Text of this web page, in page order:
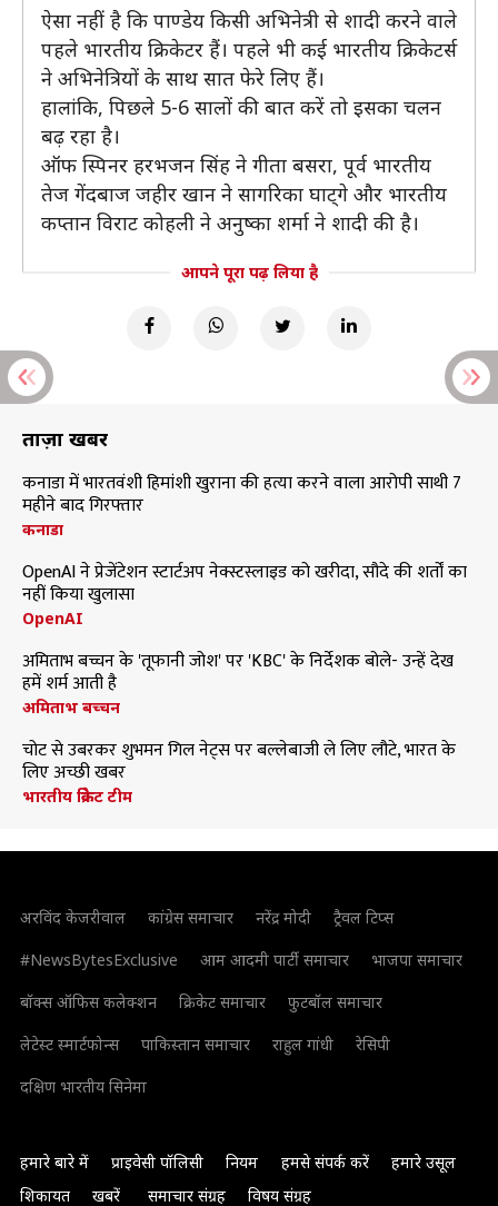
ऐसा नहीं है कि पाण्डेय किसी अभिनेत्री से शादी करने वाले
पहले भारतीय क्रिकेटर हैं। पहले भी कई भारतीय क्रिकेटर्स
ने अभिनेत्रियों के साथ सात फेरे लिए हैं।
हालांकि, पिछले 5-6 सालों की बात करें तो इसका चलन
बढ़ रहा है।
ऑफ स्पिनर हरभजन सिंह ने गीता बसरा, पूर्व भारतीय
तेज गेंदबाज जहीर खान ने सागरिका घाट्गे और भारतीय
कप्तान विराट कोहली ने अनुष्का शर्मा ने शादी की है।
आपने पूरा पढ़ लिया है
ताज़ा खबरें
कनाडा में भारतवंशी हिमांशी खुराना की हत्या करने वाला आरोपी साथी 7
महीने बाद गिरफ्तार
कनाडा
OpenAI ने प्रेजेंटेशन स्टार्टअप नेक्स्टस्लाइड को खरीदा, सौदे की शर्तों का
नहीं किया खुलासा
OpenAI
अमिताभ बच्चन के 'तूफानी जोश' पर 'KBC' के निर्देशक बोले- उन्हें देख
हमें शर्म आती है
अमिताभ बच्चन
चोट से उबरकर शुभमन गिल नेट्स पर बल्लेबाजी ले लिए लौटे, भारत के
लिए अच्छी खबर
भारतीय क्रिकेट टीम
अरविंद केजरीवाल कांग्रेस समाचार नरेंद्र मोदी
ट्रैवल टिप्स
#NewsBytesExclusive
आम आदमी पार्टी समाचार
भाजपा समाचार
बॉक्स ऑफिस कलेक्शन
क्रिकेट समाचार
फुटबॉल समाचार
लेटेस्ट स्मार्टफोन्स
पाकिस्तान समाचार राहुल गांधी
रेसिपी
दक्षिण भारतीय सिनेमा
हमारे बारे में प्राइवेसी पॉलिसी नियम हमसे संपर्क करें
हमारे उसूल
शिकायत
खबरें समाचार संग्रह विषय संग्रह